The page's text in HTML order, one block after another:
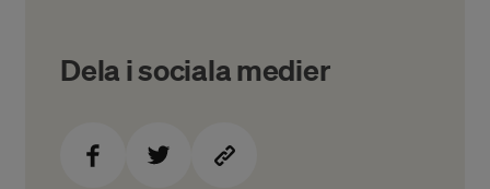
Dela i sociala medier